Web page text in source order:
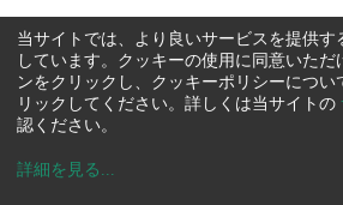
当サイトでは、より良いサービスを提供す
しています。クッキーの使用に同意いただ
ンをクリックし、クッキーポリシーについ
リックしてください。詳しくは当サイトの
認ください。
詳細を見る ...